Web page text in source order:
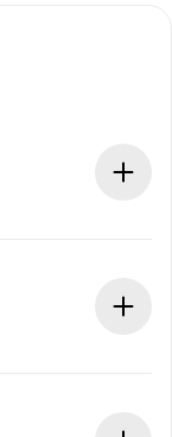
confirme.